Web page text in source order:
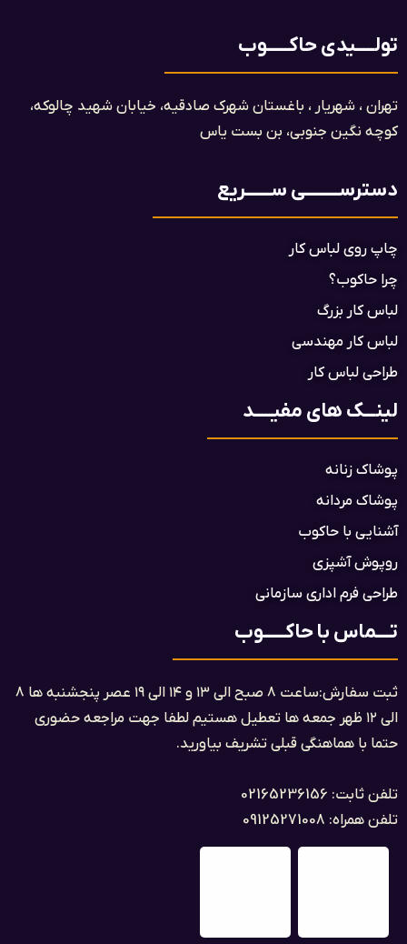
تولـــــیدی حاکــــــوب
تهران ، شهریار ، باغستان شهرک صادقیه، خیابان شهید چالوکه،
کوچه نگین جنوبی، بن بست یاس​
دسترســـــــــی ســـــــریع
چاپ روی لباس کار
چرا حاکوب؟
لباس کار بزرگ
لباس کار مهندسی
طراحی لباس کار
لینـــک های مفیـــــد
پوشاک زنانه
پوشاک مردانه
آشنایی با حاکوب
روپوش آشپزی
طراحی فرم اداری سازمانی
تــــماس با حاکــــــوب
ثبت سفارش:ساعت ۸ صبح الی ۱۳ و ۱۴ الی ۱۹ عصر پنجشنبه ها ۸
الی ۱۲ ظهر جمعه ها تعطیل هستیم لطفا جهت مراجعه حضوری
حتما با هماهنگی قبلی تشریف بیاورید.
تلفن ثابت: 02165236156
تلفن همراه: 09125271008